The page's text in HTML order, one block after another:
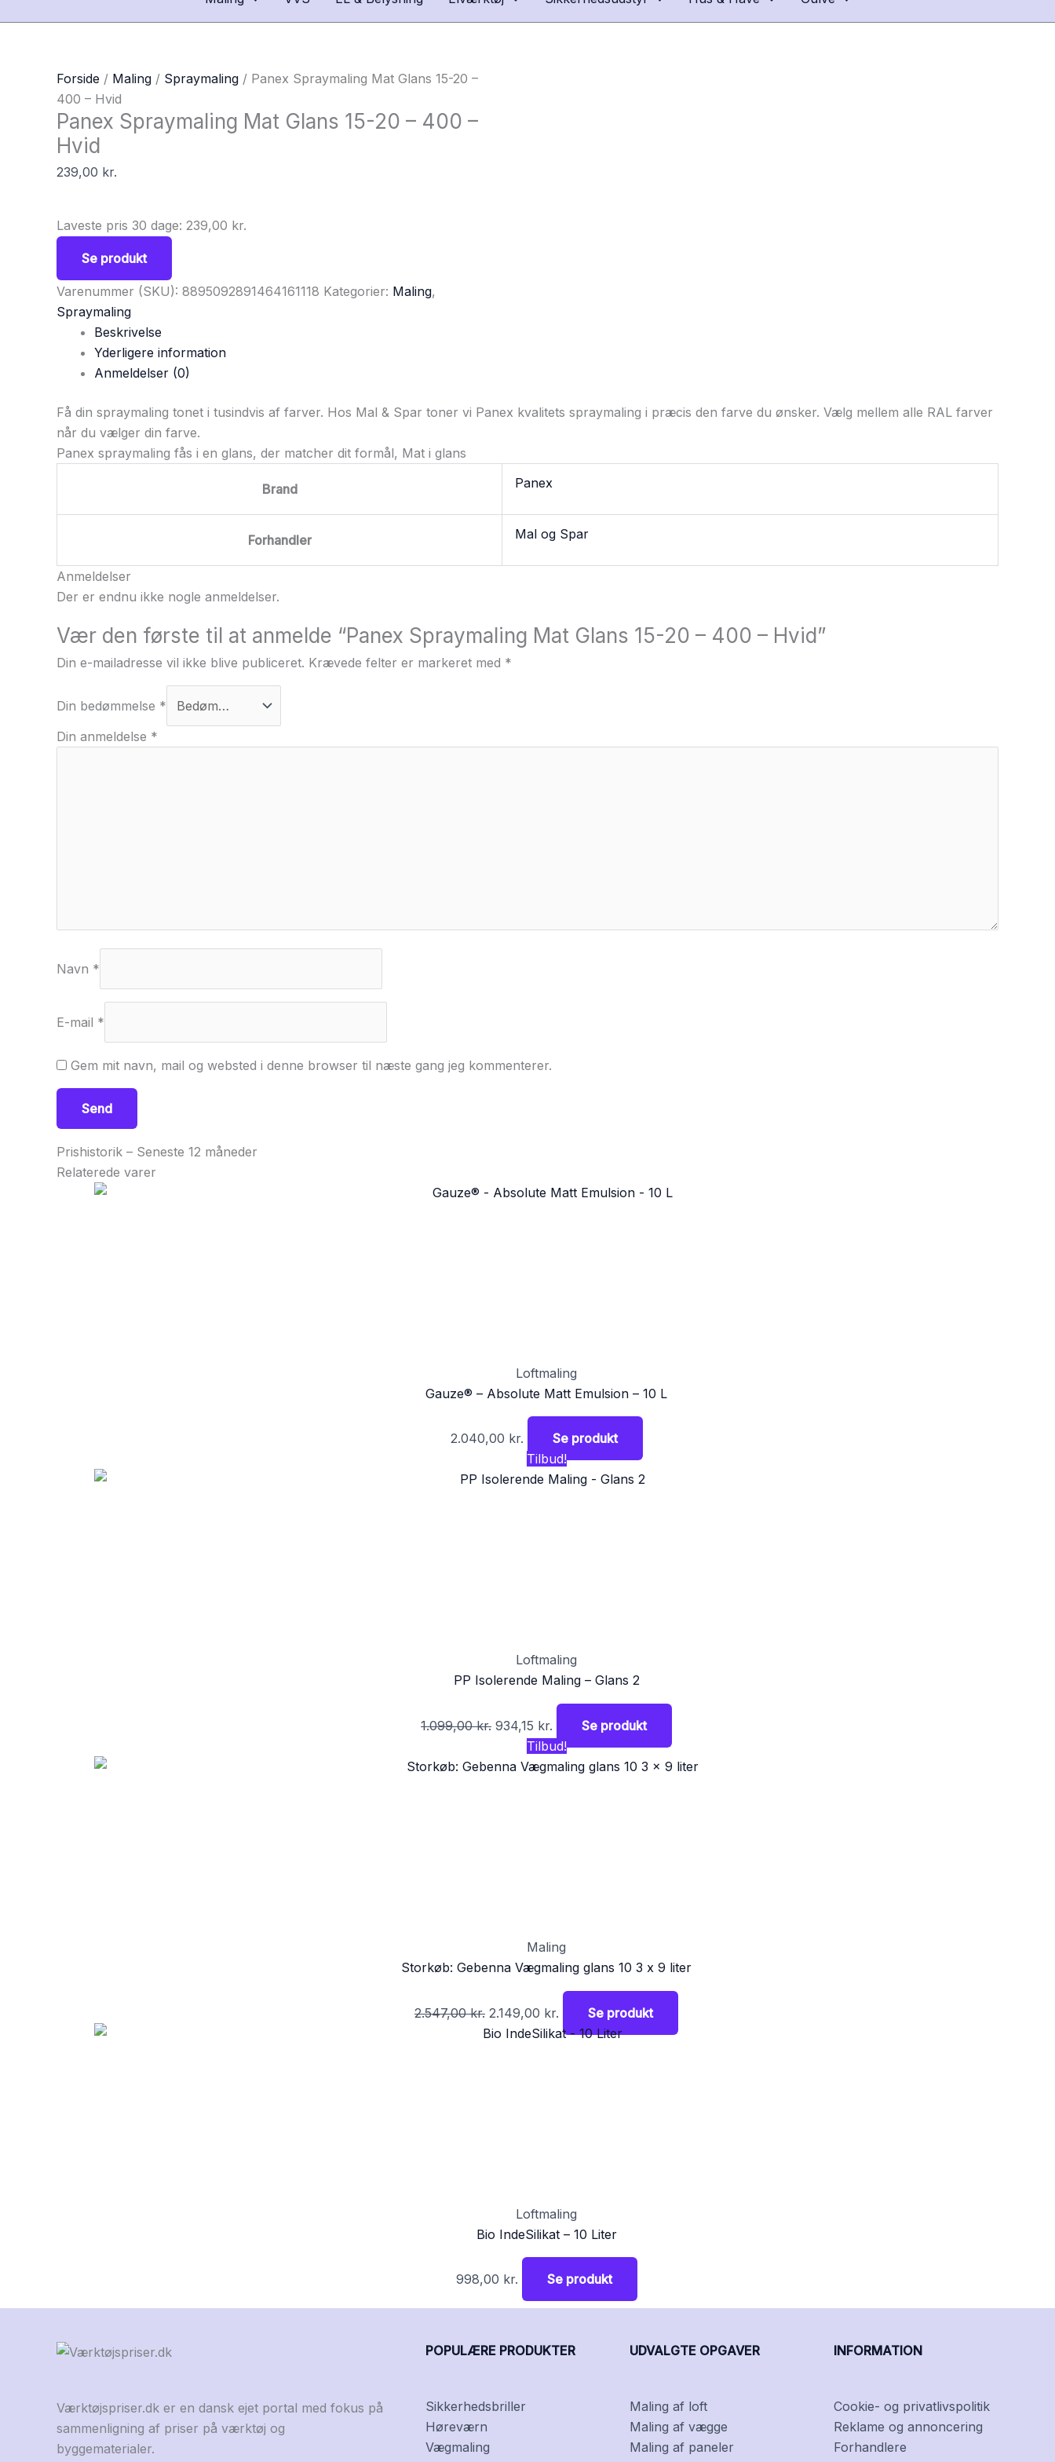
Forside / Maling / Spraymaling / Panex Spraymaling Mat Glans 15-20 –
400 – Hvid
Panex Spraymaling Mat Glans 15-20 – 400 –
Hvid
239,00 kr.
Laveste pris 30 dage: 239,00 kr.
Se produkt
Varenummer (SKU): 8895092891464161118 Kategorier: Maling,
Spraymaling
Beskrivelse
Yderligere information
Anmeldelser (0)
Få din spraymaling tonet i tusindvis af farver. Hos Mal & Spar toner vi Panex kvalitets spraymaling i præcis den farve du ønsker. Vælg mellem alle RAL farver
når du vælger din farve.
Panex spraymaling fås i en glans, der matcher dit formål, Mat i glans
Brand Panex
Forhandler Mal og Spar
Anmeldelser
Der er endnu ikke nogle anmeldelser.
Vær den første til at anmelde “Panex Spraymaling Mat Glans 15-20 – 400 – Hvid”
Din e-mailadresse vil ikke blive publiceret. Krævede felter er markeret med *
Din bedømmelse *
Din anmeldelse *
Navn *
E-mail *
Gem mit navn, mail og websted i denne browser til næste gang jeg kommenterer.
Prishistorik – Seneste 12 måneder
Relaterede varer
Loftmaling
Gauze® – Absolute Matt Emulsion – 10 L
2.040,00 kr.
Se produkt
Tilbud!
Loftmaling
PP Isolerende Maling – Glans 2
1.099,00kr. 934,15 kr.
Se produkt
Tilbud!
Maling
Storkøb: Gebenna Vægmaling glans 10 3 x 9 liter
2.547,00kr. 2.149,00 kr. Se produkt
Loftmaling
Bio IndeSilikat – 10 Liter
998,00 kr. Se produkt
Værktøjspriser.dk er en dansk ejet portal med fokus på
sammenligning af priser på værktøj og
byggematerialer.
POPULÆRE PRODUKTER
Sikkerhedsbriller
Høreværn
Vægmaling
UDVALGTE OPGAVER
Maling af loft
Maling af vægge
Maling af paneler
INFORMATION
Cookie- og privatlivspolitik
Reklame og annoncering
Forhandlere